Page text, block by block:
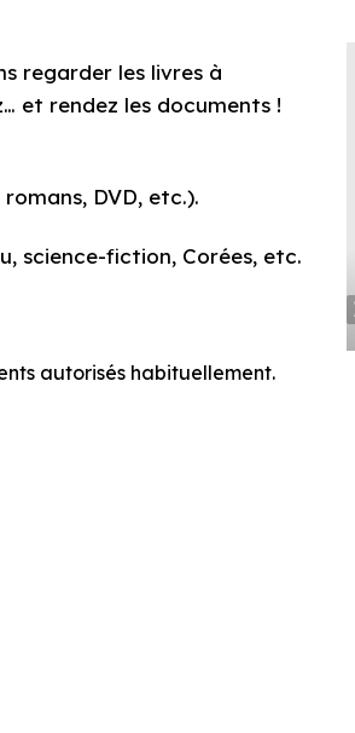
regarder les livres à
et rendez les documents !
DVD, etc.).
science-fiction, Corées, etc.
autorisés habituellement.